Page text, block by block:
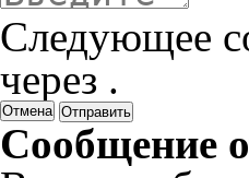
Следующее
через .
Отмена
Сообщение